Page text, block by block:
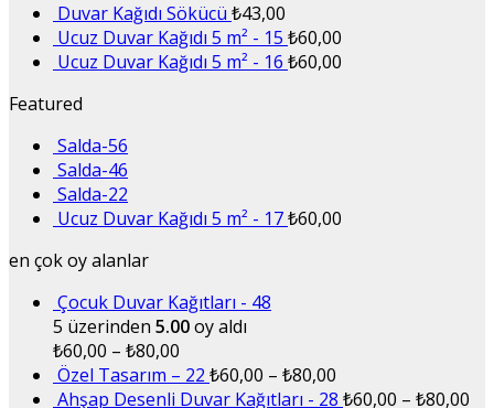
Duvar Kağıdı Sökücü ₺43,00
Ucuz Duvar Kağıdı 5 m² - 15 ₺60,00
Ucuz Duvar Kağıdı 5 m² - 16 ₺60,00
Featured
Salda-56
Salda-46
Salda-22
Ucuz Duvar Kağıdı 5 m² - 17₺60,00
en çok oy alanlar
Çocuk Duvar Kağıtları - 48
5 üzerinden 5.00oy aldı
₺60,00 – ₺80,00
Özel Tasarım – 22 ₺60,00 – ₺80,00
Ahşap Desenli Duvar Kağıtları - 28 ₺60,00 – ₺80,00